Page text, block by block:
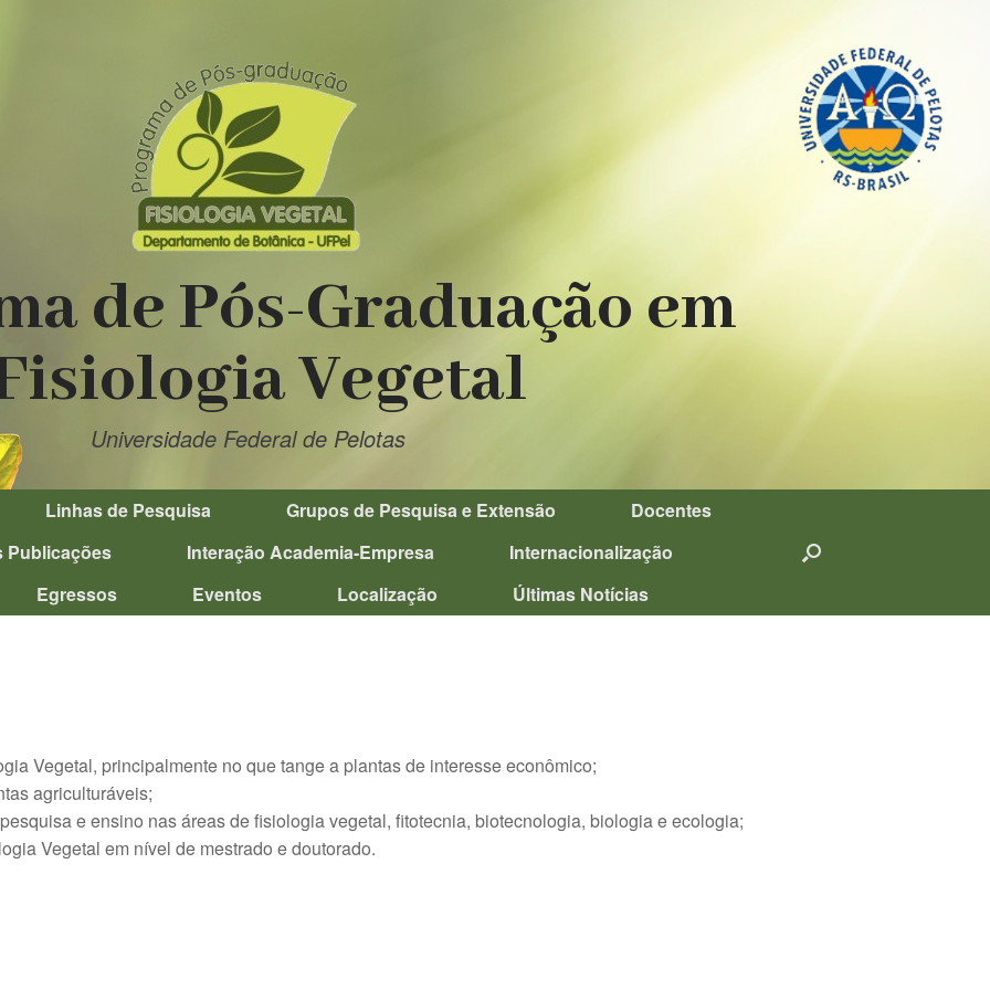
de Pós-Graduação em
Vegetal
Universidade Federal de Pelotas
Linhas de Pesquisa Grupos de Pesquisa e Extensão
Docentes
Publicações Interação Academia-Empresa
Internacionalização
Egressos Eventos Localização Últimas Notícias
Vegetal, principalmente no que tange a plantas de interesse econômico;
agriculturáveis;
e ensino nas áreas de fisiologia vegetal, fitotecnia, biotecnologia, biologia e ecologia;
Vegetal em nível de mestrado e doutorado.